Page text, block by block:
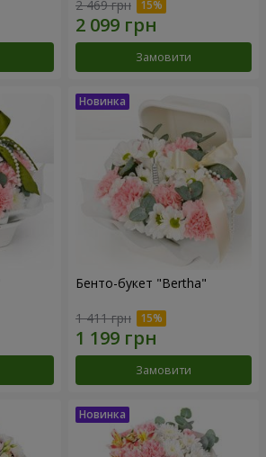
2 469 грн
Замовити
Бенто-букет "Bertha"
1 411 грн
Замовити